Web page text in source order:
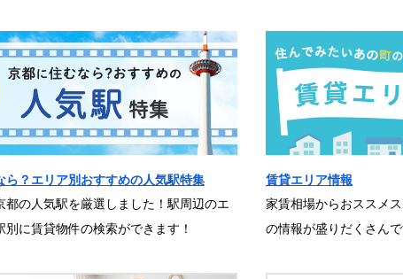
ら？エリア別おすすめの人気駅特集
都の人気駅を厳選しました！駅周辺のエ
別に賃貸物件の検索ができます！
賃貸エリア情報
家賃相場からおススメ
の情報が盛りだくさんで